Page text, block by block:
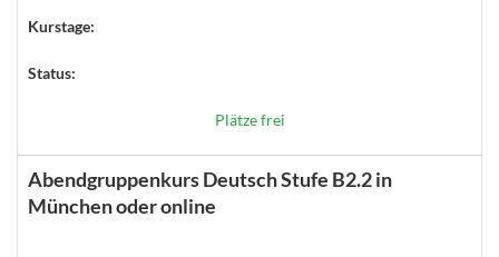
Kurstage:
Status:
Plätze frei
Abendgruppenkurs Deutsch Stufe B2.2 in
München oder online